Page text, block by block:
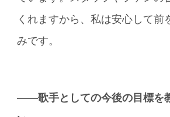
くれますから、私は安心して前
みです。
――歌手としての今後の目標を